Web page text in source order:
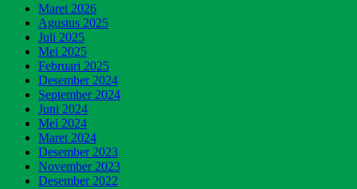
Maret 2026
Agustus 2025
Juli 2025
Mei 2025
Februari 2025
Desember 2024
September 2024
Juni 2024
Mei 2024
Maret 2024
Desember 2023
November 2023
Desember 2022